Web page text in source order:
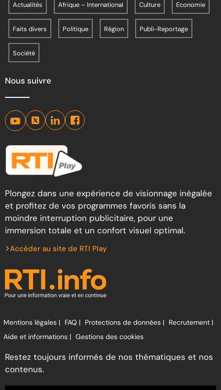
Actualités Afrique – International Culture Economie
Faits divers Politique Région Publi-Reportage
Société
Nous suivre
Plongez dans une expérience de visionnage inégalée
et profitez de vos programmes favoris sans la
moindre interruption publicitaire, pour une
immersion totale et un confort visuel optimal.
Accéder au site de RTI Play
Mentions légales | FAQ | Protections de données | Recrutement |
Aide et informations | Gestions des cookies
Restez toujours informés de nos thématiques et nos
contenus.